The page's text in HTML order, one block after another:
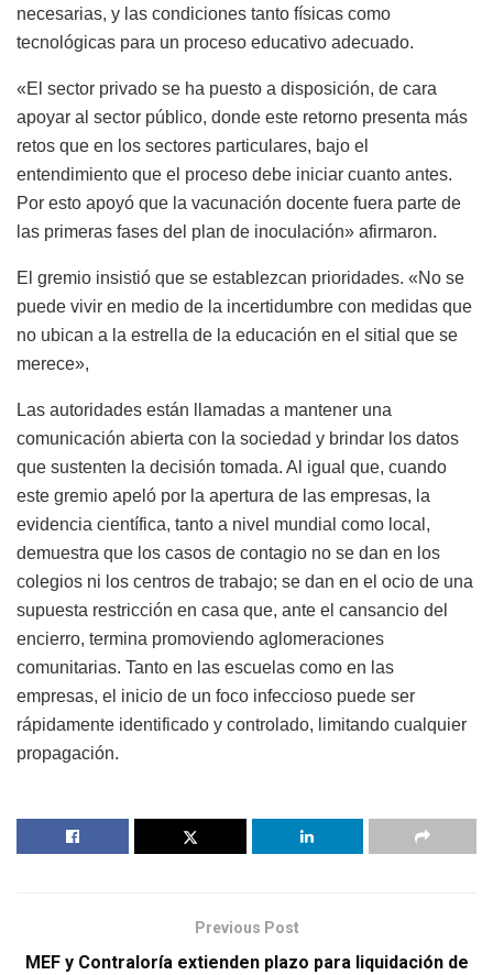
necesarias, y las condiciones tanto físicas como
tecnológicas para un proceso educativo adecuado.
«El sector privado se ha puesto a disposición, de cara
apoyar al sector público, donde este retorno presenta más
retos que en los sectores particulares, bajo el
entendimiento que el proceso debe iniciar cuanto antes.
Por esto apoyó que la vacunación docente fuera parte de
las primeras fases del plan de inoculación» afirmaron.
El gremio insistió que se establezcan prioridades. «No se
puede vivir en medio de la incertidumbre con medidas que
no ubican a la estrella de la educación en el sitial que se
merece»,
Las autoridades están llamadas a mantener una
comunicación abierta con la sociedad y brindar los datos
que sustenten la decisión tomada. Al igual que, cuando
este gremio apeló por la apertura de las empresas, la
evidencia científica, tanto a nivel mundial como local,
demuestra que los casos de contagio no se dan en los
colegios ni los centros de trabajo; se dan en el ocio de una
supuesta restricción en casa que, ante el cansancio del
encierro, termina promoviendo aglomeraciones
comunitarias. Tanto en las escuelas como en las
empresas, el inicio de un foco infeccioso puede ser
rápidamente identificado y controlado, limitando cualquier
propagación.
Previous Post
MEF y Contraloría extienden plazo para liquidación de